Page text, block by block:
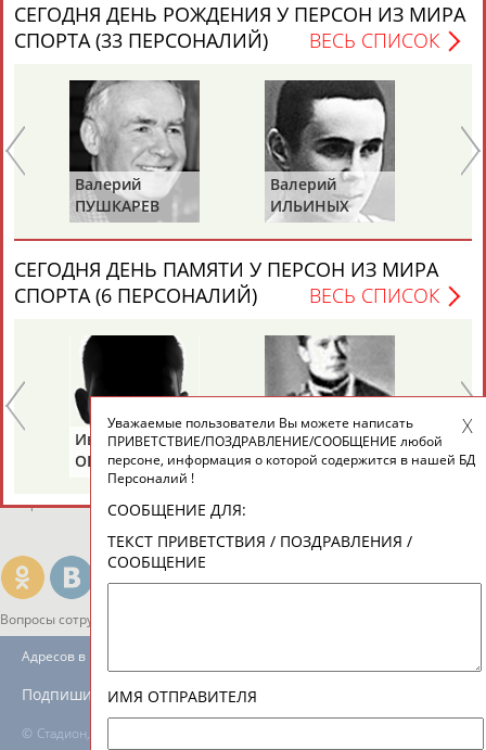
АБДУЛАЕВ
АБДУЛАЕВ
АБДУЛАЗИЗОВАБДУЛБЕКОВ
Камалудин
АБДУЛДАУДОВ
Абдула
АБДУЛЖАЛИЛОВ
Магомед
АБДУЛКАГИРОВ
Назир
АБДУЛЛАЕВ
24 персон из 13181
ЕЩЁ ПЕРСОНЫ
ТАБЛО АКТИВНОСТИ
ЦЕЛИ ПРОЕКТА КОНТАКТЫ
Вопросы сотрудничества и совместной деятельности
© Стадион, 1998-2026
Адресов в новостной рассылке: 996
Подпишись
СЕГОДНЯ ДЕНЬ РОЖДЕНИЯ У ПЕРСОН ИЗ МИРА
СПОРТА (33 ПЕРСОНАЛИЙ)
ВЕСЬ СПИСОК
ИЛЬИНЫХ
СЕГОДНЯ ДЕНЬ ПАМЯТИ У ПЕРСОН ИЗ МИРА
СПОРТА (6 ПЕРСОНАЛИЙ)
ВЕСЬ СПИСОК
Борис
ЦЫБИН
Анатолий
РАХЛИН
Уважаемые пользователи Вы можете написать
ПРИВЕТСТВИЕ/ПОЗДРАВЛЕНИЕ/СООБЩЕНИЕ любой
персоне, информация о которой содержится в нашей БД
Персоналий !
СООБЩЕНИЕ ДЛЯ:
ТЕКСТ ПРИВЕТСТВИЯ / ПОЗДРАВЛЕНИЯ /
СООБЩЕНИЕ
ИМЯ ОТПРАВИТЕЛЯ